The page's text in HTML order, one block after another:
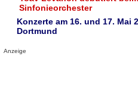
Sinfonieorchester
Konzerte am 16. und 17. Mai
Dortmund
Anzeige